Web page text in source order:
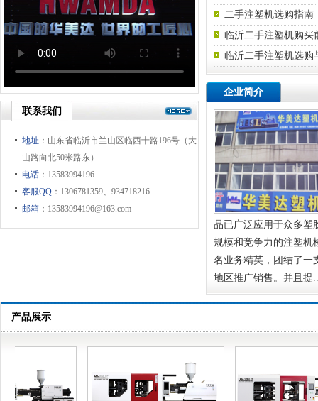
二手注塑机选购指南
临沂二手注塑机购买
临沂二手注塑机选购
企业简介
品已广泛应用于众多塑
规模和竞争力的注塑机
名业务精英，团结了一
地区推广销售。并且提
联系我们
地址 ：山东省临沂市兰山区临西十路196号（大
山路向北50米路东）
电话 ：13583994196
客服QQ ：1306781359、934718216
邮箱 ：13583994196@163.com
产品展示